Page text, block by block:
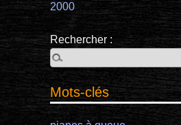
2000
Rechercher :
Mots-clés